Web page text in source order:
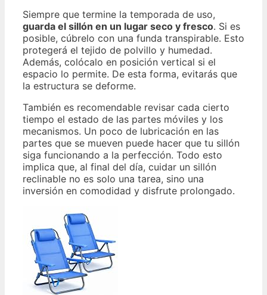
Siempre que termine la temporada de uso,
guarda el sillón en un lugar seco y fresco. Si es
posible, cúbrelo con una funda transpirable. Esto
protegerá el tejido de polvillo y humedad.
Además, colócalo en posición vertical si el
espacio lo permite. De esta forma, evitarás que
la estructura se deforme.
También es recomendable revisar cada cierto
tiempo el estado de las partes móviles y los
mecanismos. Un poco de lubricación en las
partes que se mueven puede hacer que tu sillón
siga funcionando a la perfección. Todo esto
implica que, al final del día, cuidar un sillón
reclinable no es solo una tarea, sino una
inversión en comodidad y disfrute prolongado.